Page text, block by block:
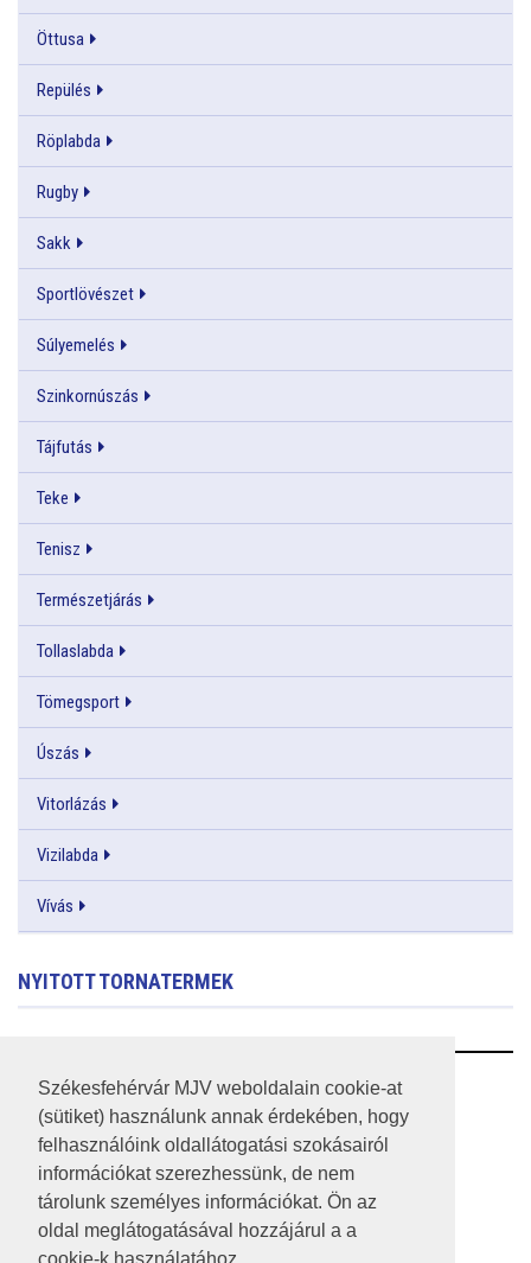
Székesfehérvár MJV weboldalain cookie-at
(sütiket) használunk annak érdekében, hogy
felhasználóink oldallátogatási szokásairól
információkat szerezhessünk, de nem
tárolunk személyes információkat. Ön az
oldal meglátogatásával hozzájárul a a
Öttusa
Repülés
Röplabda
Rugby
Sakk
Sportlövészet
Súlyemelés
Szinkornúszás
Tájfutás
Teke
Tenisz
Természetjárás
Tollaslabda
Tömegsport
Úszás
Vitorlázás
Vizilabda
Vívás
NYITOTT TORNATERMEK
RSS
A HONLAP 2017.03.31-I ÁLLAPOTA
JOGI NYILATKOZAT
IMPRESSZUM